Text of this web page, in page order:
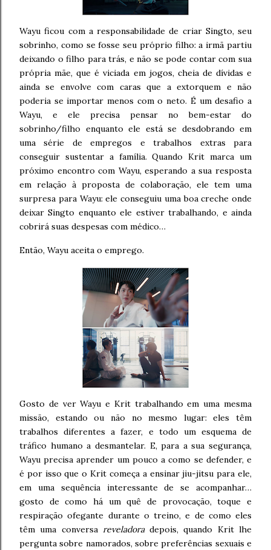
Wayu ficou com a responsabilidade de criar Singto, seu
sobrinho, como se fosse seu próprio filho: a irmã partiu
deixando o filho para trás, e não se pode contar com sua
própria mãe, que é viciada em jogos, cheia de dívidas e
ainda se envolve com caras que a extorquem e não
poderia se importar menos com o neto. É um desafio a
Wayu, e ele precisa pensar no bem-estar do
sobrinho/filho enquanto ele está se desdobrando em
uma série de empregos e trabalhos extras para
conseguir sustentar a família. Quando Krit marca um
próximo encontro com Wayu, esperando a sua resposta
em relação à proposta de colaboração, ele tem uma
surpresa para Wayu: ele conseguiu uma boa creche onde
deixar Singto enquanto ele estiver trabalhando, e ainda
cobrirá suas despesas com médico…
Então, Wayu aceita o emprego.
Gosto de ver Wayu e Krit trabalhando em uma mesma
missão, estando ou não no mesmo lugar: eles têm
trabalhos diferentes a fazer, e todo um esquema de
tráfico humano a desmantelar. E, para a sua segurança,
Wayu precisa aprender um pouco a como se defender, e
é por isso que o Krit começa a ensinar jiu-jitsu para ele,
em uma sequência interessante de se acompanhar…
gosto de como há um quê de provocação, toque e
respiração ofegante durante o treino, e de como eles
têm uma conversa reveladoradepois, quando Krit lhe
pergunta sobre namorados, sobre preferências sexuais e